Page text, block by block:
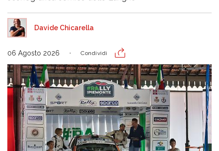
Davide Chicarella
06 Agosto 2026 Condividi